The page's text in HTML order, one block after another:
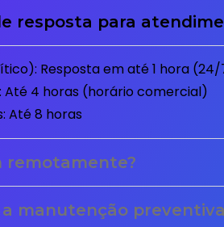
resposta para
Resposta em até 1 hora
Até 4 horas (horário comercial)
Até 8 horas
remotamente?
manutenção